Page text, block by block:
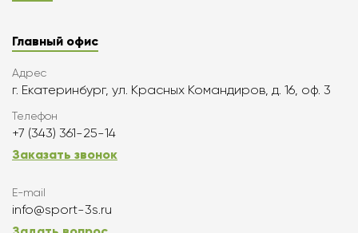
Главный офис
Адрес
г. Екатеринбург, ул. Красных Командиров, д. 16, оф. 3
Телефон
+7 (343) 361-25-14
Заказать звонок
E-mail
info@sport-3s.ru